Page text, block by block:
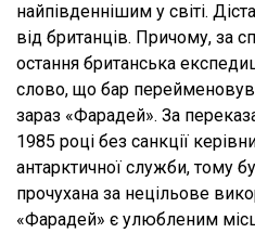
найпівденнішим у світі.
від британців. Причому, за
остання британська
слово, що бар
зараз «Фарадей». За
1985 році без санкції
антарктичної служби, тому
прочухана за нецільове
«Фарадей» є улюбленим